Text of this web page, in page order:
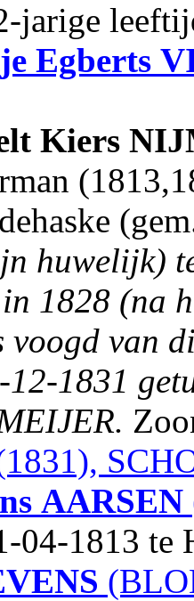
jarige
Egberts
Kiers
huwelijk)
1828 (na
voogd van
1831
AARSEN
04-1813 te